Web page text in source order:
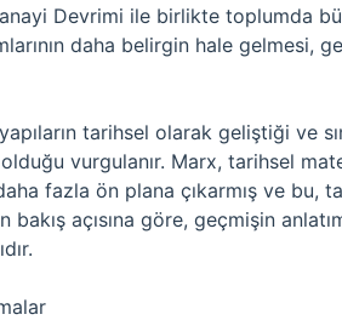
Devrimi ile birlikte toplumda
daha belirgin hale gelmesi,
tarihsel olarak geliştiği ve
vurgulanır. Marx, tarihsel
fazla ön plana çıkarmış ve bu,
bakış açısına göre, geçmişin